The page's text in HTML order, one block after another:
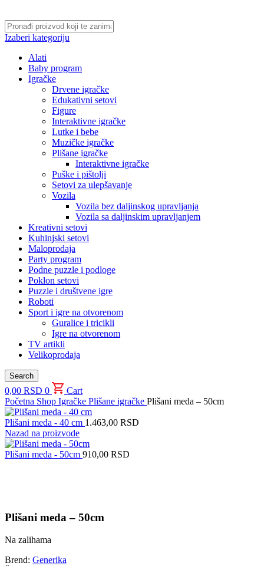
Izaberi kategoriju
Alati
Baby program
Igračke
Drvene igračke
Edukativni setovi
Figure
Interaktivne igračke
Lutke i bebe
Muzičke igračke
Plišane igračke
Interaktivne igračke
Puške i pištolji
Setovi za ulepšavanje
Vozila
Vozila bez daljinskog upravljanja
Vozila sa daljinskim upravljanjem
Kreativni setovi
Kuhinjski setovi
Maloprodaja
Party program
Podne puzzle i podloge
Poklon setovi
Puzzle i društvene igre
Roboti
Sport i igre na otvorenom
Guralice i tricikli
Igre na otvorenom
TV artikli
Velikoprodaja
Search
0,00 RSD 0
Cart
Početna Shop Igračke Plišane igračke Plišani meda – 50cm
Plišani meda - 40 cm 1.463,00 RSD
Nazad na proizvode
Plišani meda - 50cm 910,00 RSD
Plišani meda – 50cm
Na zalihama
Brend: Generika